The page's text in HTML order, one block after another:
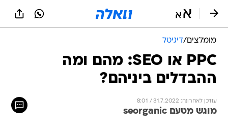
מומלצים/דיגיטל
PPC או SEO: מהם ומה
ההבדלים ביניהם?
עודכן לאחרונה: 31.7.2022 / 8:01
מוגש מטעם seorganic